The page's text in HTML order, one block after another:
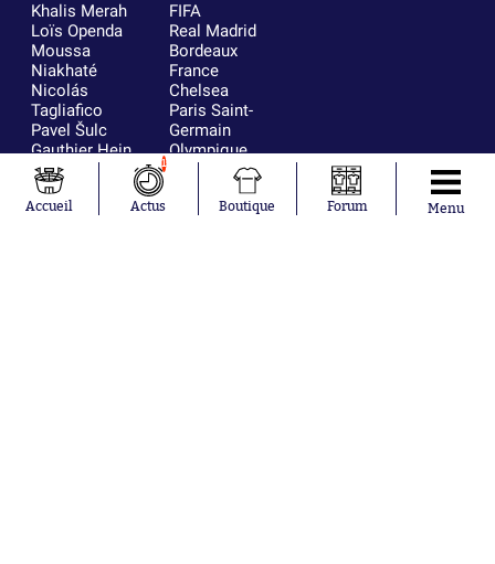
Khalis Merah
Loïs Openda
Moussa
Niakhaté
Nicolás
Tagliafico
Pavel Šulc
Gauthier Hein
Lionel Messi
Gonzalo
García Torres
FIFA
Real Madrid
Bordeaux
France
Chelsea
Paris Saint-
Germain
Olympique
RC Strasbourg
Accueil
1
Actus Boutique Forum Menu